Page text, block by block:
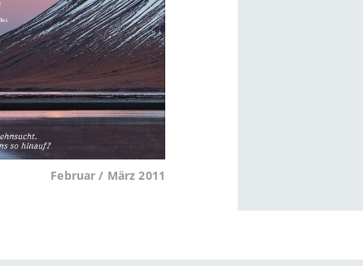
Februar / März 2011